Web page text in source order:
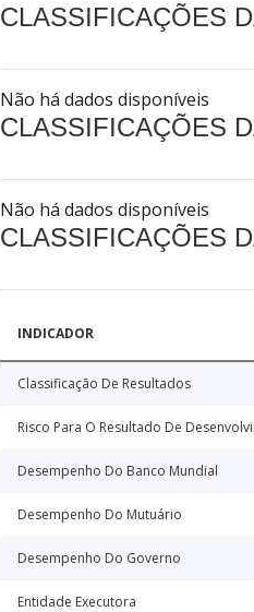
CLASSIFICAÇÕES
Não há dados disponíveis
CLASSIFICAÇÕES
Não há dados disponíveis
CLASSIFICAÇÕES
INDICADOR
Classificação De Resultados
Risco Para O Resultado De
Desempenho Do Banco Mundial
Desempenho Do Mutuário
Desempenho Do Governo
Entidade Executora